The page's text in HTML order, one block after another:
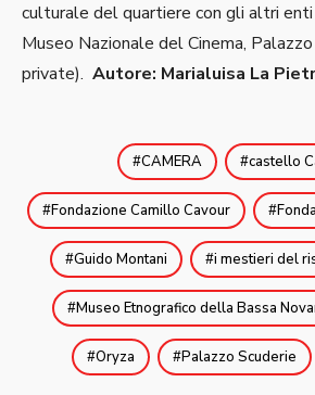
culturale del quartiere con gli altri enti
Museo Nazionale del Cinema,
private). Autore: Marialuisa La
CAMERA castello
Fondazione Camillo Cavour
Guido Montani i mestieri del
Museo Etnografico della Bassa
Oryza Palazzo Scuderie